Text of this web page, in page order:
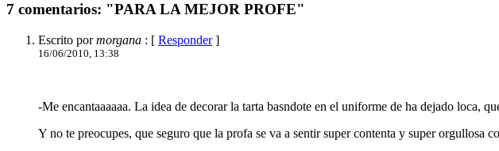
7 comentarios: "PARA LA MEJOR PROFE"
Escrito pormorgana : [ Responder]
16/06/2010, 13:38
-Me encantaaaaaa. La idea de decorar la tarta basndote en el uniforme de ha dejado loca,
Y no te preocupes, que seguro que la profa se va a sentir super contenta y super orgullosa